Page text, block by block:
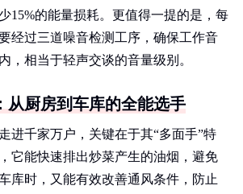
15%的能量损耗。更值得一提的是，每
经过三道噪音检测工序，确保工作音
，相当于轻声交谈的音量级别。
从厨房到车库的全能选手
进千家万户，关键在于其“多面手”特
它能快速排出炒菜产生的油烟，避免
库时，又能有效改善通风条件，防止